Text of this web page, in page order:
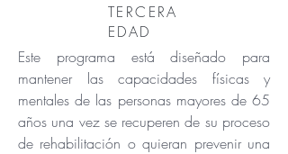
TERCERA
EDAD
Este programa está diseñado para
mantener las capacidades físicas y
mentales de las personas mayores de 65
años una vez se recuperen de su proceso
de rehabilitación o quieran prevenir una